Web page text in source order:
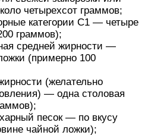
четырехсот граммов;
категории С1 — четыре
граммов);
средней жирности —
(примерно 100
(желательно
— одна столовая
песок — по вкусу
чайной ложки);